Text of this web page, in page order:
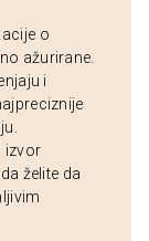
o
ažurirane.
i
izvor
želite da